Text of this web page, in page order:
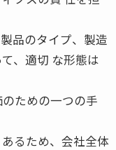
品のタイプ、製造
、適切 な形態は
ための一つの手
るため、会社全体